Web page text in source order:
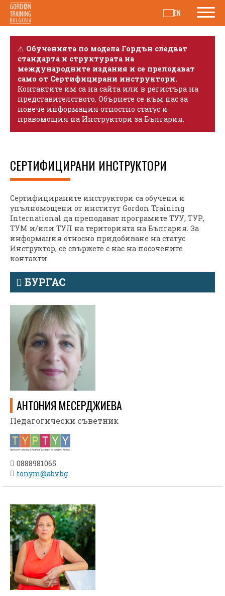
EN
⚠ Обученията по модела Гордън следват
стандарта и структурата на
международните издания и се преподават
само от Сертифицирани инструктори.
Контактите им са на сайта или в регистъра на
представителството. Обърнете се към нас за
повече информация отностно статус и
правомощия на Инструктори за България.
СЕРТИФИЦИРАНИ ИНСТРУКТОРИ
Сертифицираните инструктори са обучени и
упълномощени от институт Gordon Training
International да преподават програмите ТУУ, ТУР,
ТУМ и/или ТУЛ на територията на България. За
информация относно придобиване на статус
Инструктор, се свържете с нас на посочените
контакти.
БУРГАС
АНТОНИЯ МЕСЕРДЖИЕВА
Педагогически съветник
0888981065
tonym@abv.bg